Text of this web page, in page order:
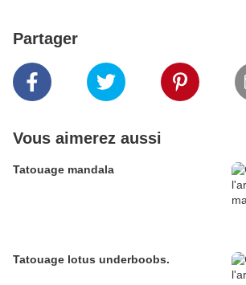
Partager
Vous aimerez aussi
Tatouage mandala
Tatouage lotus underboobs.